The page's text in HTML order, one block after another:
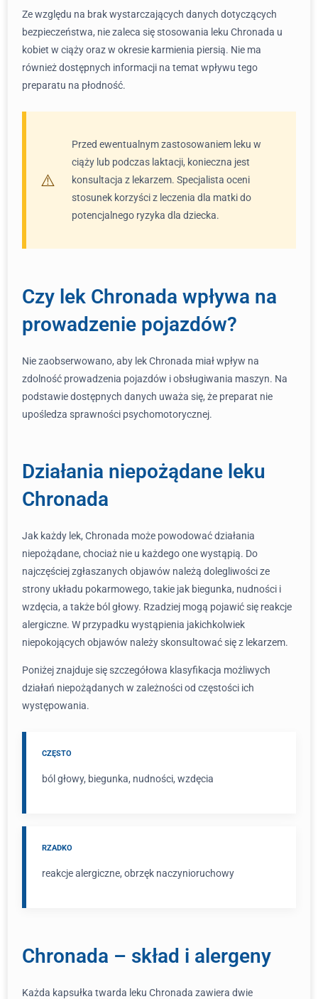
Ze względu na brak wystarczających danych dotyczących
bezpieczeństwa, nie zaleca się stosowania leku Chronada u
kobiet w ciąży oraz w okresie karmienia piersią. Nie ma
również dostępnych informacji na temat wpływu tego
preparatu na płodność.
Przed ewentualnym zastosowaniem leku w
ciąży lub podczas laktacji, konieczna jest
konsultacja z lekarzem. Specjalista oceni
stosunek korzyści z leczenia dla matki do
potencjalnego ryzyka dla dziecka.
Czy lek Chronada wpływa na
prowadzenie pojazdów?
Nie zaobserwowano, aby lek Chronada miał wpływ na
zdolność prowadzenia pojazdów i obsługiwania maszyn. Na
podstawie dostępnych danych uważa się, że preparat nie
upośledza sprawności psychomotorycznej.
Działania niepożądane leku
Chronada
Jak każdy lek, Chronada może powodować działania
niepożądane, chociaż nie u każdego one wystąpią. Do
najczęściej zgłaszanych objawów należą dolegliwości ze
strony układu pokarmowego, takie jak biegunka, nudności i
wzdęcia, a także ból głowy. Rzadziej mogą pojawić się reakcje
alergiczne. W przypadku wystąpienia jakichkolwiek
niepokojących objawów należy skonsultować się z lekarzem.
Poniżej znajduje się szczegółowa klasyfikacja możliwych
działań niepożądanych w zależności od częstości ich
występowania.
CZĘSTO
ból głowy, biegunka, nudności, wzdęcia
RZADKO
reakcje alergiczne, obrzęk naczynioruchowy
Chronada – skład i alergeny
Każda kapsułka twarda leku Chronada zawiera dwie